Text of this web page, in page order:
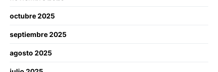
octubre 2025
septiembre 2025
agosto 2025